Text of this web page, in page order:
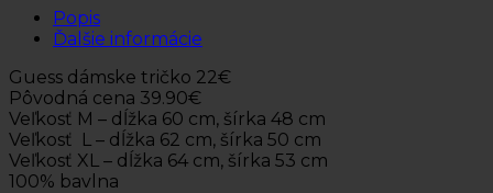
Popis
Ďalšie informácie
Guess dámske tričko 22€
Pôvodná cena 39.90€
Veľkosť M – dĺžka 60 cm, šírka 48 cm
Veľkosť L – dĺžka 62 cm, šírka 50 cm
Veľkosť XL – dĺžka 64 cm, šírka 53 cm
100% bavlna